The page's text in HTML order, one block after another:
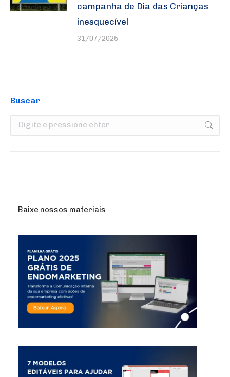
campanha de Dia das Crianças
inesquecível
31/07/2025
Buscar
Search:
Baixe nossos materiais